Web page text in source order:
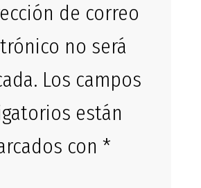
de correo
no será
Los campos
están
con *